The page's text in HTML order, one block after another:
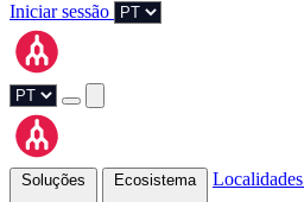
Iniciar sessão
Ecosistema Localidades